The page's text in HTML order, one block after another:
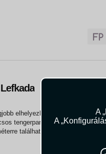
A
A
elhelyezkedésű ház a Nidri
tengerparton fekszik, a
található. Fekvése: Az
ház a Nidri strandon, közvetlenül